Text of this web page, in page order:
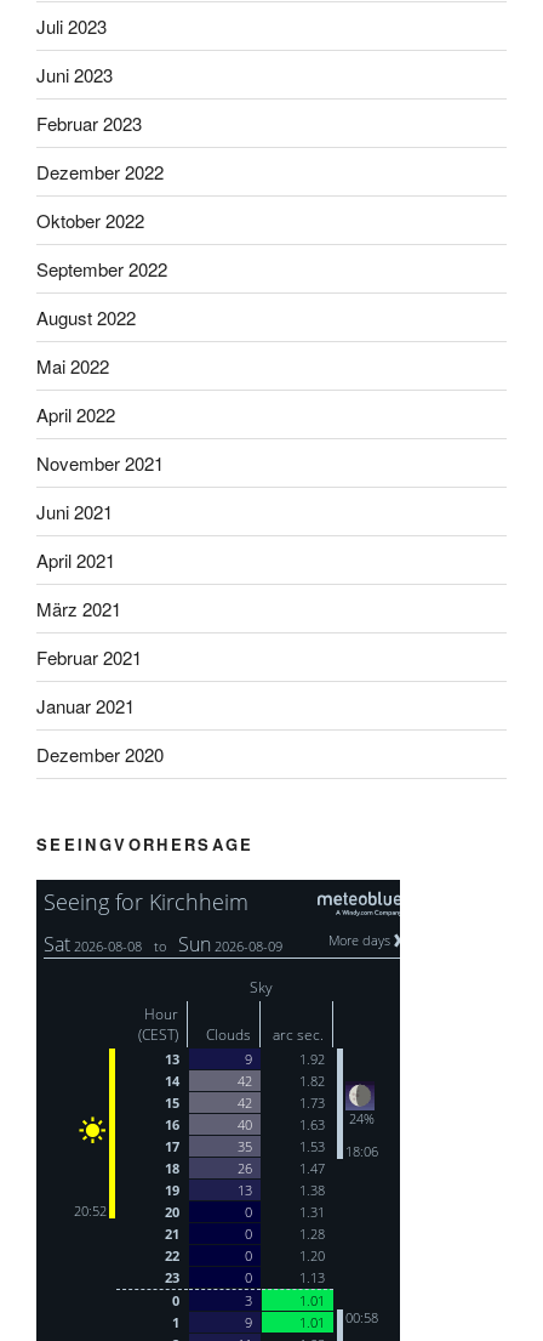
Juli 2023
Juni 2023
Februar 2023
Dezember 2022
Oktober 2022
September 2022
August 2022
Mai 2022
April 2022
November 2021
Juni 2021
April 2021
März 2021
Februar 2021
Januar 2021
Dezember 2020
SEEINGVORHERSAGE